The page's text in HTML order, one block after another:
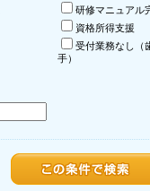
研修マニュアル
資格所得支援
受付業務なし（
手）